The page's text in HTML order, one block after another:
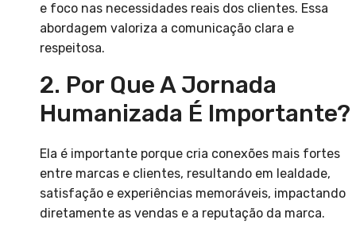
e foco nas necessidades reais dos clientes. Essa
abordagem valoriza a comunicação clara e
respeitosa.
2. Por Que A Jornada
Humanizada É Importante?
Ela é importante porque cria conexões mais fortes
entre marcas e clientes, resultando em lealdade,
satisfação e experiências memoráveis, impactando
diretamente as vendas e a reputação da marca.